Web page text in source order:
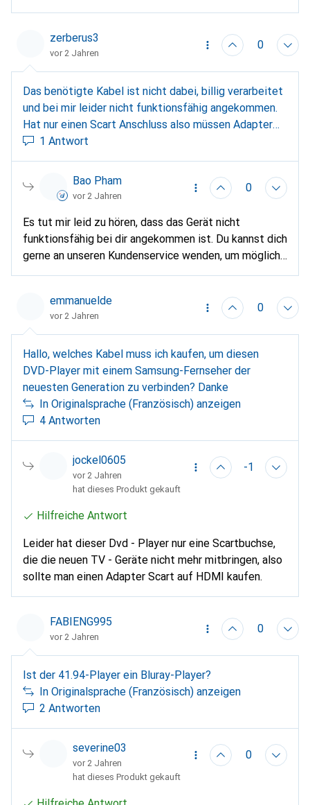
bestellen?
zerberus3
vor 2 Jahren
0
Das benötigte Kabel ist nicht dabei, billig verarbeitet
und bei mir leider nicht funktionsfähig angekommen.
Hat nur einen Scart Anschluss also müssen Adapter
verwendet werden
1 Antwort
Bao Pham
vor 2 Jahren
0
Es tut mir leid zu hören, dass das Gerät nicht
funktionsfähig bei dir angekommen ist. Du kannst dich
gerne an unseren Kundenservice wenden, um mögliche
Fehler zu melden. Dann kann deine Anfrage individuell
emmanuelde
vor 2 Jahren
0
Hallo, welches Kabel muss ich kaufen, um diesen
DVD-Player mit einem Samsung-Fernseher der
neuesten Generation zu verbinden? Danke
In Originalsprache (Französisch) anzeigen
4 Antworten
jockel0605
vor 2 Jahren
-1
hat dieses Produkt gekauft
Hilfreiche Antwort
Leider hat dieser Dvd - Player nur eine Scartbuchse,
die die neuen TV - Geräte nicht mehr mitbringen, also
sollte man einen Adapter Scart auf HDMI kaufen.
FABIENG995
vor 2 Jahren
0
Ist der 41.94-Player ein Bluray-Player?
In Originalsprache (Französisch) anzeigen
2 Antworten
severine03
vor 2 Jahren
0
hat dieses Produkt gekauft